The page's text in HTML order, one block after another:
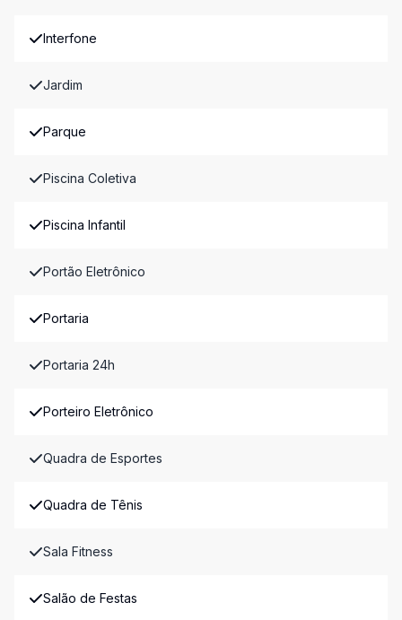
Interfone
Jardim
Parque
Piscina Coletiva
Piscina Infantil
Portão Eletrônico
Portaria
Portaria 24h
Porteiro Eletrônico
Quadra de Esportes
Quadra de Tênis
Sala Fitness
Salão de Festas